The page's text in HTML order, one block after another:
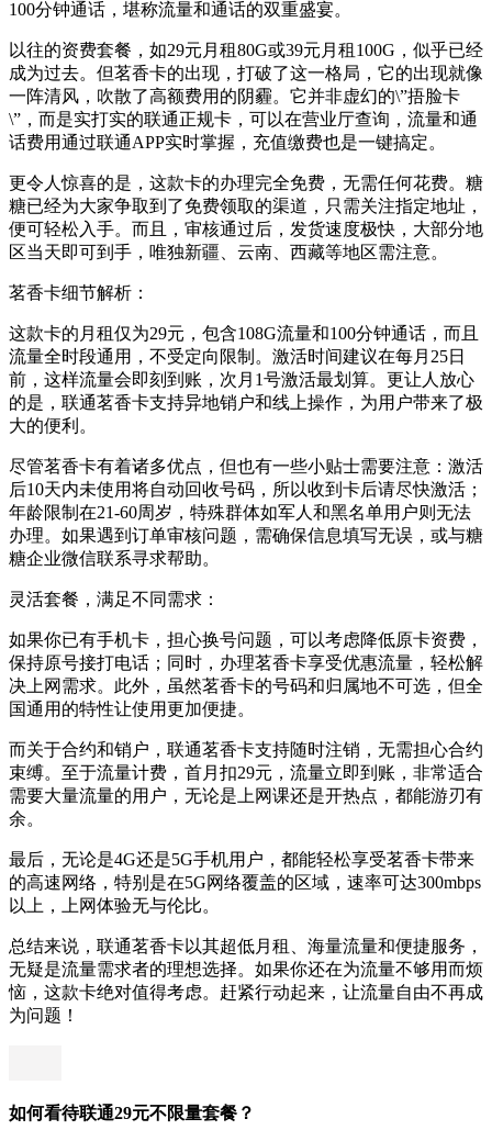
100分钟通话，堪称流量和通话的双重盛宴。
以往的资费套餐，如29元月租80G或39元月租100G，似乎已经
成为过去。但茗香卡的出现，打破了这一格局，它的出现就像
一阵清风，吹散了高额费用的阴霾。它并非虚幻的\”捂脸卡
\”，而是实打实的联通正规卡，可以在营业厅查询，流量和通
话费用通过联通APP实时掌握，充值缴费也是一键搞定。
更令人惊喜的是，这款卡的办理完全免费，无需任何花费。糖
糖已经为大家争取到了免费领取的渠道，只需关注指定地址，
便可轻松入手。而且，审核通过后，发货速度极快，大部分地
区当天即可到手，唯独新疆、云南、西藏等地区需注意。
茗香卡细节解析：
这款卡的月租仅为29元，包含108G流量和100分钟通话，而且
流量全时段通用，不受定向限制。激活时间建议在每月25日
前，这样流量会即刻到账，次月1号激活最划算。更让人放心
的是，联通茗香卡支持异地销户和线上操作，为用户带来了极
大的便利。
尽管茗香卡有着诸多优点，但也有一些小贴士需要注意：激活
后10天内未使用将自动回收号码，所以收到卡后请尽快激活；
年龄限制在21-60周岁，特殊群体如军人和黑名单用户则无法
办理。如果遇到订单审核问题，需确保信息填写无误，或与糖
糖企业微信联系寻求帮助。
灵活套餐，满足不同需求：
如果你已有手机卡，担心换号问题，可以考虑降低原卡资费，
保持原号接打电话；同时，办理茗香卡享受优惠流量，轻松解
决上网需求。此外，虽然茗香卡的号码和归属地不可选，但全
国通用的特性让使用更加便捷。
而关于合约和销户，联通茗香卡支持随时注销，无需担心合约
束缚。至于流量计费，首月扣29元，流量立即到账，非常适合
需要大量流量的用户，无论是上网课还是开热点，都能游刃有
余。
最后，无论是4G还是5G手机用户，都能轻松享受茗香卡带来
的高速网络，特别是在5G网络覆盖的区域，速率可达300mbps
以上，上网体验无与伦比。
总结来说，联通茗香卡以其超低月租、海量流量和便捷服务，
无疑是流量需求者的理想选择。如果你还在为流量不够用而烦
恼，这款卡绝对值得考虑。赶紧行动起来，让流量自由不再成
为问题！
如何看待联通29元不限量套餐？